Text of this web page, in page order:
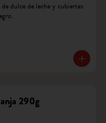
dulce de leche y cubiertas
290g